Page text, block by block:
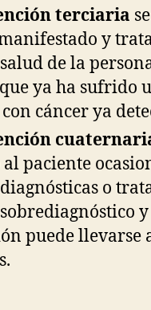
terciaria
y
de la
ya ha sufrido
cáncer ya
paciente
o
puede llevarse